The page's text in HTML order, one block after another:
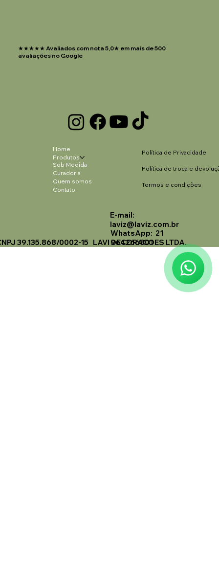
Home
Produtos
Sob Medida
Curadoria
Quem somos
Contato
Política de Privacidade
Política de troca e
Termos e condições
★★★★★ Avaliados com nota 5,0★ em mais de 500
avaliações no Google
E-mail:
laviz@laviz.com.br
WhatsApp: 21
964266801
39.135.868/0002-15 LAVI DECORACOES LTDA.
🗓️ Opening Hours: Mon-Fri 9:00 - 16:00
Laviz Home Decor